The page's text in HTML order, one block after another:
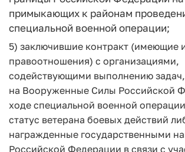
примыкающих к районам
специальной военной операции;
5) заключившие контракт (имеющие
правоотношения) с организациями,
содействующими выполнению
на Вооруженные Силы Российской
ходе специальной военной
статус ветерана боевых действий
награжденные государственными
Российской Федерации в связи с